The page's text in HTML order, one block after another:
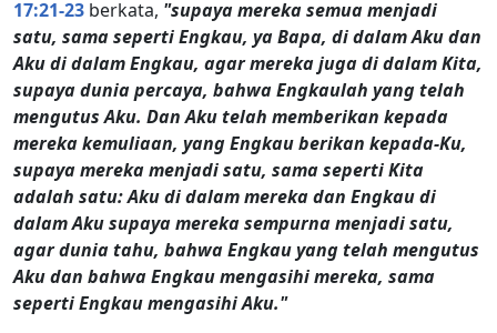
17:21-23 berkata, "supaya mereka semua menjadi
satu, sama seperti Engkau, ya Bapa, di dalam Aku dan
Aku di dalam Engkau, agar mereka juga di dalam Kita,
supaya dunia percaya, bahwa Engkaulah yang telah
mengutus Aku. Dan Aku telah memberikan kepada
mereka kemuliaan, yang Engkau berikan kepada-Ku,
supaya mereka menjadi satu, sama seperti Kita
adalah satu: Aku di dalam mereka dan Engkau di
dalam Aku supaya mereka sempurna menjadi satu,
agar dunia tahu, bahwa Engkau yang telah mengutus
Aku dan bahwa Engkau mengasihi mereka, sama
seperti Engkau mengasihi Aku."